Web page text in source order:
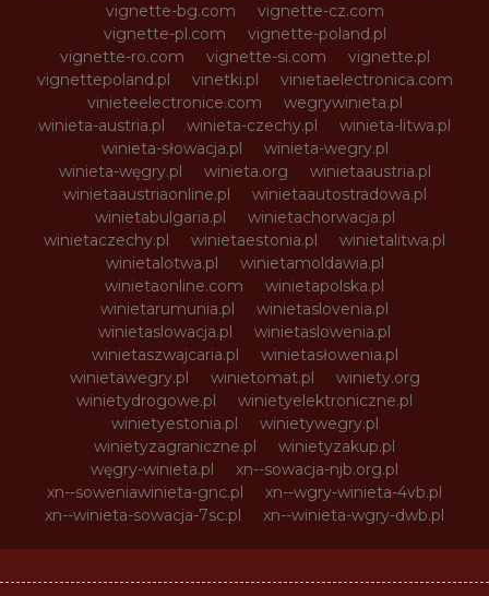
vignette-bg.com
vignette-cz.com
vignette-pl.com
vignette-poland.pl
vignette-ro.com
vignette-si.com
vignette.pl
vignettepoland.pl
vinetki.pl
vinietaelectronica.com
vinieteelectronice.com
wegrywinieta.pl
winieta-austria.pl
winieta-czechy.pl
winieta-litwa.pl
winieta-słowacja.pl
winieta-wegry.pl
winieta-węgry.pl
winieta.org
winietaaustria.pl
winietaaustriaonline.pl
winietaautostradowa.pl
winietabulgaria.pl
winietachorwacja.pl
winietaczechy.pl
winietaestonia.pl
winietalitwa.pl
winietalotwa.pl
winietamoldawia.pl
winietaonline.com
winietapolska.pl
winietarumunia.pl
winietaslovenia.pl
winietaslowacja.pl
winietaslowenia.pl
winietaszwajcaria.pl
winietasłowenia.pl
winietawegry.pl
winietomat.pl
winiety.org
winietydrogowe.pl
winietyelektroniczne.pl
winietyestonia.pl
winietywegry.pl
winietyzagraniczne.pl
winietyzakup.pl
węgry-winieta.pl
xn--sowacja-njb.org.pl
xn--soweniawinieta-gnc.pl
xn--wgry-winieta-4vb.pl
xn--winieta-sowacja-7sc.pl
xn--winieta-wgry-dwb.pl